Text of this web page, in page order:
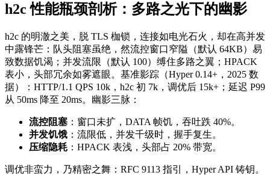
h2c 性能瓶颈剖析：多路之光下的幽影
h2c 的明澈之美，脱 TLS 枷锁，连接如电光石火，却在高并发
中露锋芒：队头阻塞虽绝，然流控窗口窄隘（默认 64KB）易
致数据饥渴；并发流限（默认 100）缚住多路之翼；HPACK
表小，头部冗余如雾遮眼。基准影踪（Hyper 0.14+，2025 数
据）：HTTP/1.1 QPS 10k，h2c 初 7k，调优后 15k+；延迟 P99
从 50ms 降至 20ms。幽影三脉：
流控阻塞 ：窗口未扩，DATA 帧饥，吞吐跌 40%。
并发饥饿 ：流限低，并发千级时，握手复生。
压缩隐耗 ：HPACK 表浅，头部占 20% 带宽。
调优非蛮力，乃精密之舞：RFC 9113 指引，Hyper API 铸钥。